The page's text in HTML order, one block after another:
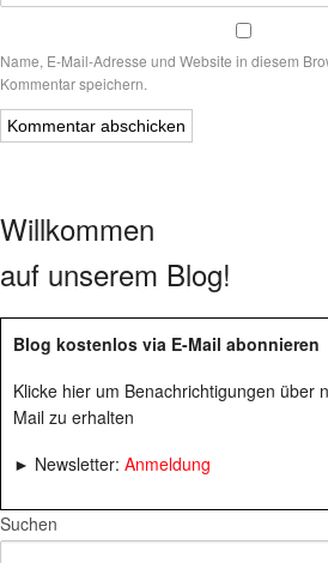
Name, E-Mail-Adresse und Website in diesem
Kommentar speichern.
Willkommen
auf unserem Blog!
Blog kostenlos via E-Mail abonnieren
Klicke hier um Benachrichtigungen über
Mail zu erhalten
► Newsletter: Anmeldung
Suchen